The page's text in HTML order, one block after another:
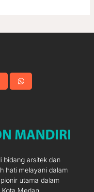
bidang arsitek dan
hati melayani dalam
utama dalam